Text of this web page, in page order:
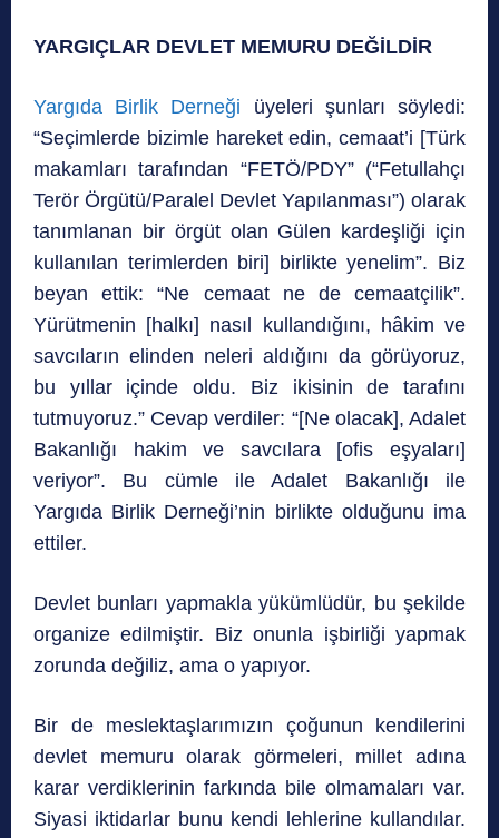
YARGIÇLAR DEVLET MEMURU DEĞİLDİR
Yargıda Birlik Derneği üyeleri şunları söyledi:
“Seçimlerde bizimle hareket edin, cemaat’i [Türk
makamları tarafından “FETÖ/PDY” (“Fetullahçı
Terör Örgütü/Paralel Devlet Yapılanması”) olarak
tanımlanan bir örgüt olan Gülen kardeşliği için
kullanılan terimlerden biri] birlikte yenelim”. Biz
beyan ettik: “Ne cemaat ne de cemaatçilik”.
Yürütmenin [halkı] nasıl kullandığını, hâkim ve
savcıların elinden neleri aldığını da görüyoruz,
bu yıllar içinde oldu. Biz ikisinin de tarafını
tutmuyoruz.” Cevap verdiler: “[Ne olacak], Adalet
Bakanlığı hakim ve savcılara [ofis eşyaları]
veriyor”. Bu cümle ile Adalet Bakanlığı ile
Yargıda Birlik Derneği’nin birlikte olduğunu ima
ettiler.
Devlet bunları yapmakla yükümlüdür, bu şekilde
organize edilmiştir. Biz onunla işbirliği yapmak
zorunda değiliz, ama o yapıyor.
Bir de meslektaşlarımızın çoğunun kendilerini
devlet memuru olarak görmeleri, millet adına
karar verdiklerinin farkında bile olmamaları var.
Siyasi iktidarlar bunu kendi lehlerine kullandılar.